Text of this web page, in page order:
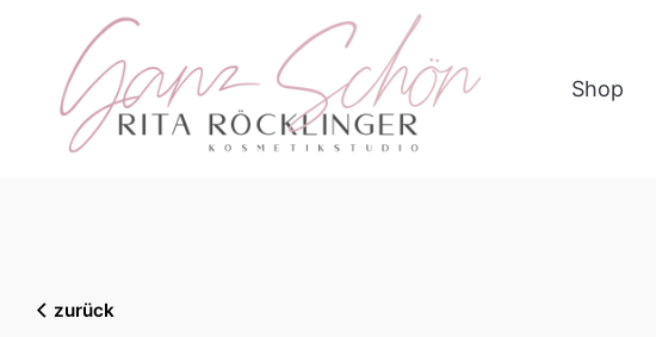
Shop
zurück